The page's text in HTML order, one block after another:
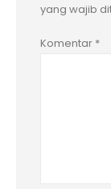
yang wajib
Komentar *